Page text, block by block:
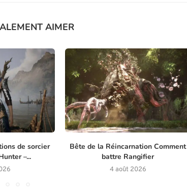
AIMER
de sorcier
–...
Bête de la Réincarnation Comment
battre Rangifier
4 août 2026